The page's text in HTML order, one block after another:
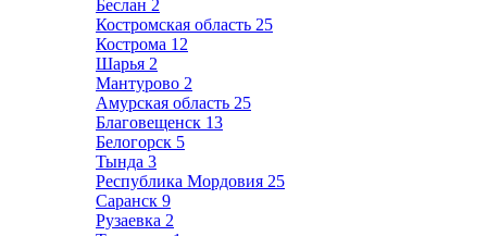
Беслан 2
Костромская область 25
Кострома 12
Шарья 2
Мантурово 2
Амурская область 25
Благовещенск 13
Белогорск 5
Тында 3
Республика Мордовия 25
Саранск 9
Рузаевка 2